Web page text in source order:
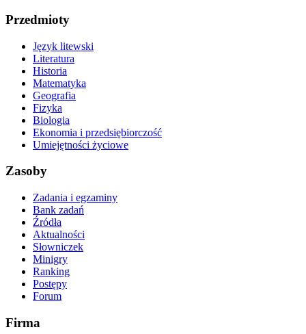
Przedmioty
Język litewski
Literatura
Historia
Matematyka
Geografia
Fizyka
Biologia
Ekonomia i przedsiębiorczość
Umiejętności życiowe
Zasoby
Zadania i egzaminy
Bank zadań
Źródła
Aktualności
Słowniczek
Minigry
Ranking
Postępy
Forum
Firma